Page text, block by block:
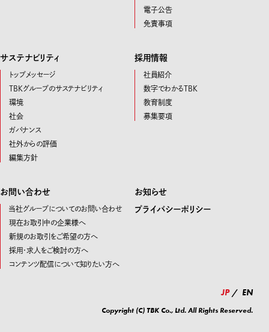
電子公告
免責事項
サステナビリティ
トップメッセージ
TBKグループのサステナビリティ
環境
社会
ガバナンス
社外からの評価
編集方針
採用情報
社員紹介
数字でわかるTBK
教育制度
募集要項
お問い合わせ
当社グループについてのお問い合わせ
現在お取引中の企業様へ
新規のお取引をご希望の方へ
採用・求人をご検討の方へ
コンテンツ配信について知りたい方へ
お知らせ
プライバシーポリシー
JP EN
Copyright (C) TBK Co., Ltd. All Rights Reserved.